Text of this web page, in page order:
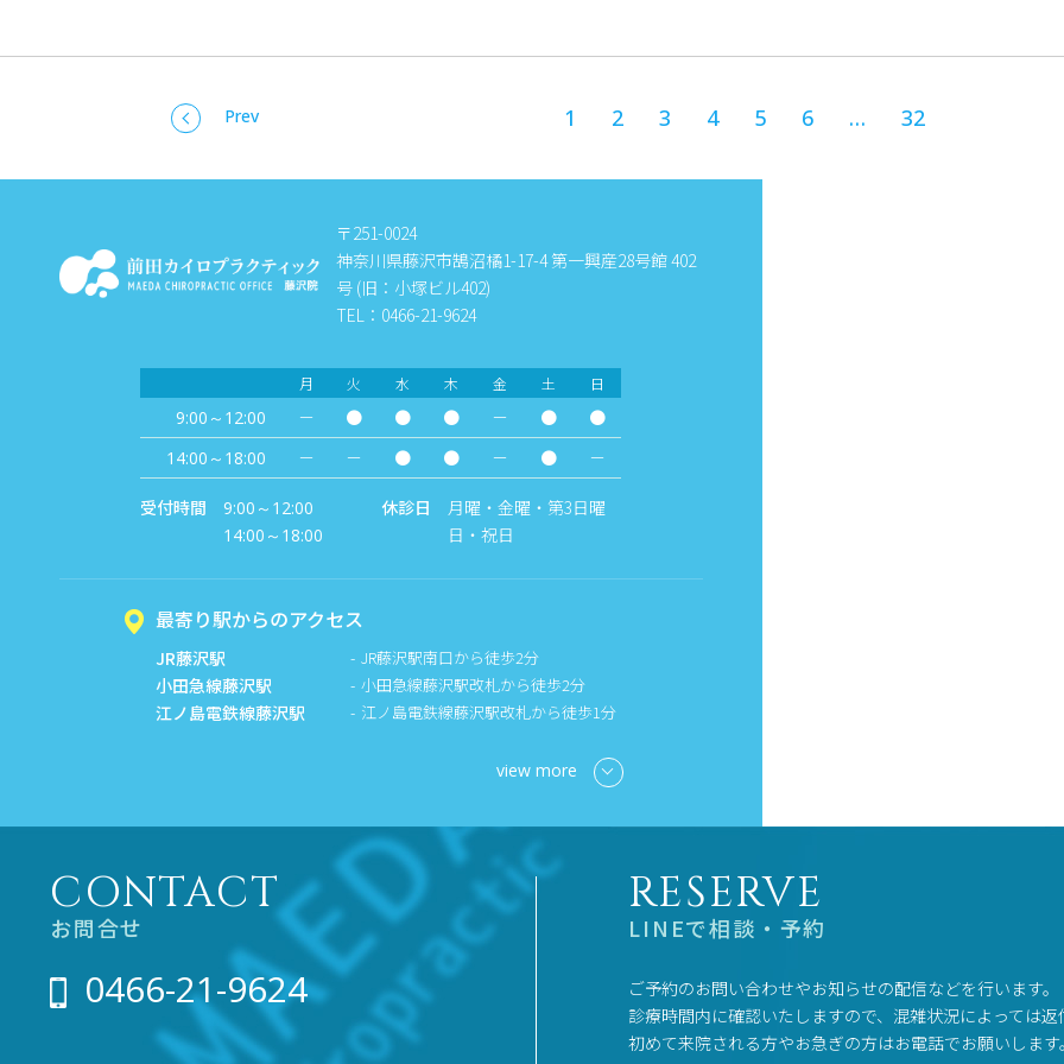
Prev 1 2 3 4 5 6 … 32
〒251-0024
神奈川県藤沢市鵠沼橘1-17-4 第一興産28号館 402
号 (旧：小塚ビル402)
TEL：0466-21-9624
月 火 水 木 金 土 日
9:00～12:00 － ● ● ● － ● ●
14:00～18:00 － － ● ● － ● －
受付時間
9:00～12:00
14:00～18:00
休診日
月曜・金曜・第3日曜
日・祝日
最寄り駅からのアクセス
JR藤沢駅 JR藤沢駅南口から徒歩2分
小田急線藤沢駅 小田急線藤沢駅改札から徒歩2分
江ノ島電鉄線藤沢駅 江ノ島電鉄線藤沢駅改札から徒歩1分
view more
CONTACT
お問合せ
0466-21-9624
RESERVE
LINEで相談・予約
ご予約のお問い合わせやお知らせの配信などを行います。
診療時間内に確認いたしますので、混雑状況によっては
初めて来院される方やお急ぎの方はお電話でお願いします